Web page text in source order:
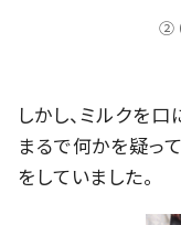
②
しかし、ミルクを
まるで何かを疑っ
をしていました。